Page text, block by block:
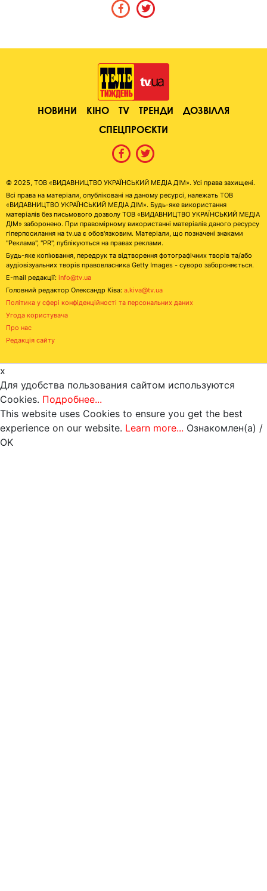
НОВИНИ КІНО TV ТРЕНДИ
ДОЗВІЛЛЯ
СПЕЦПРОЄКТИ
© 2025, ТОВ «ВИДАВНИЦТВО УКРАЇНСЬКИЙ МЕДІА ДІМ». Усі права захищені.
Всі права на матеріали, опубліковані на даному ресурсі, належать ТОВ
«ВИДАВНИЦТВО УКРАЇНСЬКИЙ МЕДІА ДІМ». Будь-яке використання
матеріалів без письмового дозволу ТОВ «ВИДАВНИЦТВО УКРАЇНСЬКИЙ МЕДІА
ДІМ» заборонено. При правомірному використанні матеріалів даного ресурсу
гіперпосилання на tv.ua є обов'язковим. Матеріали, що позначені знаками
"Реклама", "PR", публікуються на правах реклами.
Будь-яке копіювання, передрук та відтворення фотографічних творів та/або
аудіовізуальних творів правовласника Getty Images - суворо забороняється.
E-mail редакції: info@tv.ua
Головний редактор Олександр Ківа: a.kiva@tv.ua
Політика у сфері конфіденційності та персональних даних
Угода користувача
Про нас
Редакція сайту
x
Для удобства пользования сайтом используются
Cookies. Подробнее...
This website uses Cookies to ensure you get the best
experience on our website. Learn more... Ознакомлен(а) /
OK